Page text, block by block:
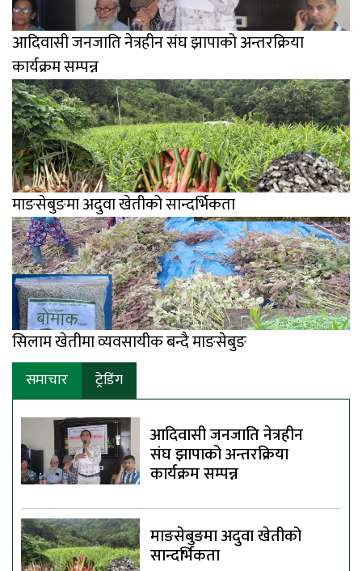
आदिवासी जनजाति नेत्रहीन संघ झापाको अन्तरक्रिया
कार्यक्रम सम्पन्न
माङसेबुङमा अदुवा खेतीको सान्दर्भिकता
सिलाम खेतीमा व्यवसायीक बन्दै माङसेबुङ
समाचार ट्रेडिंग
आदिवासी जनजाति नेत्रहीन
संघ झापाको अन्तरक्रिया
कार्यक्रम सम्पन्न
माङसेबुङमा अदुवा खेतीको
सान्दर्भिकता